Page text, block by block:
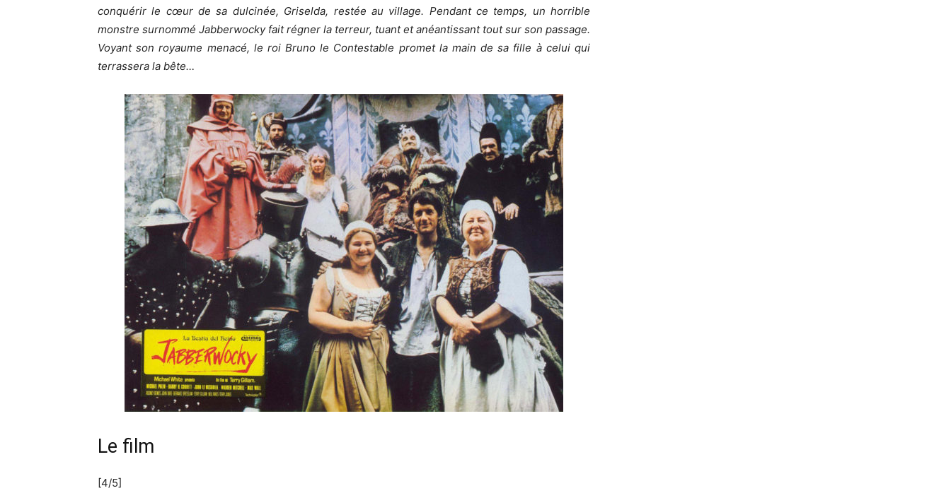
conquérir le cœur de sa dulcinée, Griselda, restée au village. Pendant ce temps, un horrible
monstre surnommé Jabberwocky fait régner la terreur, tuant et anéantissant tout sur son passage.
Voyant son royaume menacé, le roi Bruno le Contestable promet la main de sa fille à celui qui
terrassera la bête…
Le film
[4/5]